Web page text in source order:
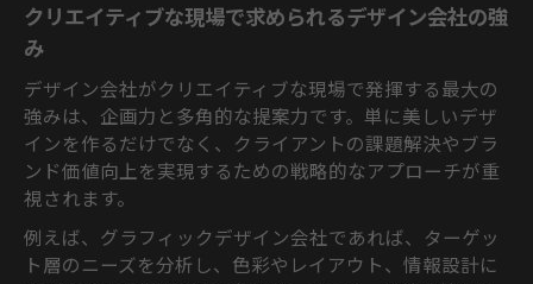
おしゃれなデザイン会社で求められるスキ
デザイン会社の仕事に活かせる4大ルール
デザイン会社で重視される4大ルールの基本
グラフィックデザイン会社が実践する近接
と整列の技術
反復とコントラストで際立つデザイン会社
の仕事術
デザイン会社の4大ルールを日常業務にどう
クリエイティブな現場で求められるデザイン会社の強
み
デザイン会社がクリエイティブな現場で発揮する最大の
強みは、企画力と多角的な提案力です。単に美しいデザ
インを作るだけでなく、クライアントの課題解決やブラ
ンド価値向上を実現するための戦略的なアプローチが重
視されます。
例えば、グラフィックデザイン会社であれば、ターゲッ
ト層のニーズを分析し、色彩やレイアウト、情報設計に